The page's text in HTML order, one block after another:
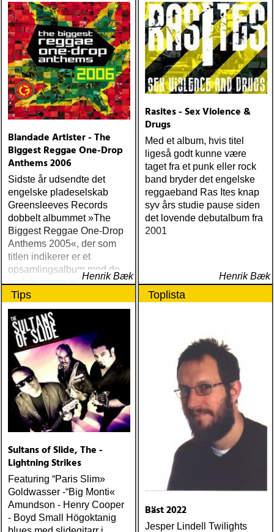
Blandade Artister - The
Biggest Reggae One-Drop
Anthems 2006
Sidste år udsendte det
engelske pladeselskab
Greensleeves Records
dobbelt albummet »The
Biggest Reggae One-Drop
Anthems 2005«, der som
titlen indikerer er et
opsamlingsalbum med de
bedste numre indenfor den
populære reggaestil kaldet
one-drop
Henrik Bæk
Rasites - Sex Violence &
Drugs
Med et album, hvis titel
ligeså godt kunne være
taget fra et punk eller rock
band bryder det engelske
reggaeband Ras Ites knap
syv års studie pause siden
det lovende debutalbum fra
2001
Henrik Bæk
Tips
Sultans of Slide, The -
Lightning Strikes
Featuring “Paris Slim»
Goldwasser -“Big Monti«
Amundson - Henry Cooper
- Boyd Small Högoktanig
Toplista
Bäst 2022
Jesper Lindell Twilights